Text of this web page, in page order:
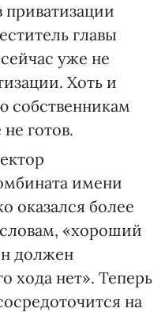
главы
уже не
Хоть и
собственникам
готов.
имени
оказался более
«хороший
должен
хода нет». Теперь
на